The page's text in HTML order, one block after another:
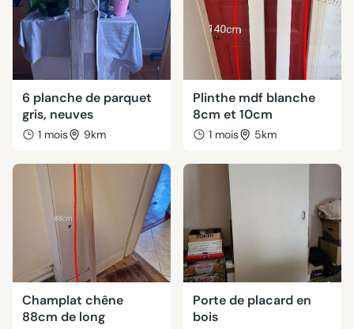
6 planche de parquet
gris, neuves
1 mois 9km
Plinthe mdf blanche
8cm et 10cm
1 mois 5km
Champlat chêne
88cm de long
Porte de placard en
bois